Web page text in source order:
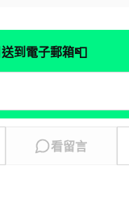
到電子郵箱📮
看留言